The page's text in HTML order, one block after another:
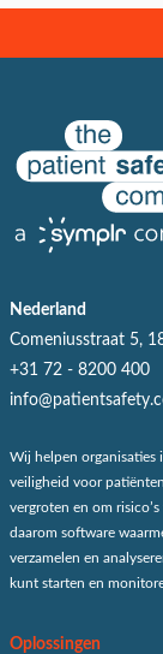
Nederland
Comeniusstraat 5,
+31 72 - 8200 400
Wij helpen organisaties
veiligheid voor
vergroten en om
daarom software
verzamelen en
kunt starten en
Oplossingen